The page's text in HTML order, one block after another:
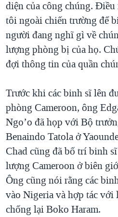
diện của công chúng.
tôi ngoài chiến trường để
người đang nghĩ gì về
lượng phòng bị của họ.
đợi thông tin của quần
Trước khi các binh sĩ lên
phòng Cameroon, ông
Ngo’o đã họp với Bộ
Benaindo Tatola ở
Chad cũng đã bố trí binh
lượng Cameroon ở biên
Ông cũng nói rằng các
vào Nigeria và hợp tác
chống lại Boko Haram.